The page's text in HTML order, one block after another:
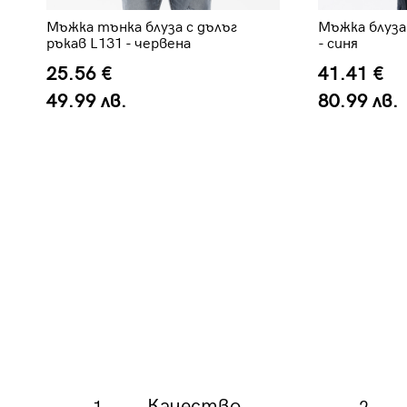
Мъжка тънка блуза с дълъг
ръкав L131 - червена
25.56 €
49.99 лв.
Мъжка
- синя
41.41 €
80.99 лв.